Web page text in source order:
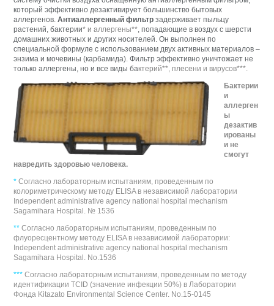
который эффективно дезактивирует большинство бытовых
аллергенов.Антиаллергенный фильтр задерживает пыльцу
растений, бактерии* и аллергены** , попадающие в воздух с шерсти
домашних животных и других носителей. Он выполнен по
специальной формуле с использованием двух активных материалов –
энзима и мочевины (карбамида). Фильтр эффективно уничтожает не
только аллергены, но и все виды бактерий**, плесени и вирусов***.
Бактерии
и
аллерген
ы
дезактив
ированы
и не
смогут
навредить здоровью человека.
* Согласно лабораторным испытаниям, проведенным по
колориметрическому методу ELISA в независимой лаборатории
Independent administrative agency national hospital mechanism
Sagamihara Hospital. № 1536
** Согласно лабораторным испытаниям, проведенным по
флуоресцентному методу ELISA в независимой лаборатории:
Independent administrative agency national hospital mechanism
Sagamihara Hospital. No.1536
*** Согласно лабораторным испытаниям, проведенным по методу
идентификации TCID (значение инфекции 50%) в Лаборатории
Фонда Kitazato Environmental Science Center. No.15-0145